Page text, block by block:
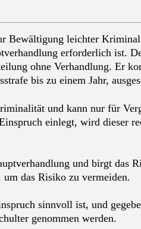
Bewältigung leichter
erforderlich ist.
ohne Verhandlung. Er
bis zu einem Jahr,
und kann nur für
einlegt, wird dieser
und birgt das
das Risiko zu vermeiden.
sinnvoll ist, und
genommen werden.